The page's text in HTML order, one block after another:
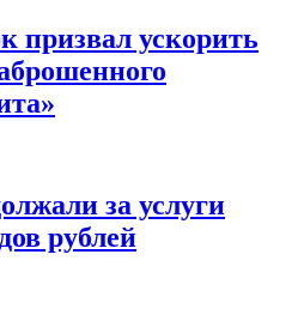
призвал ускорить
за услуги
рублей